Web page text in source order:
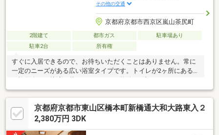
その他の交通
京都府京都市西京区嵐山茶尻町
2階建て 都市ガス
駐車場あり
駐車2台
所有権
すぐに入居できるので、お待ちいただくことはありません。常に
一定のニーズがある広い浴室タイプです。トイレが2ヶ所にあるの
ており設備内容も充実です。こちらは中古の戸建て物件です。駅
から物件まで徒歩5分です。車での急な来客時にも対応できるの
が、駐車2台可能な物件です。
京都府京都市東山区橋本町新橋通大和大路東入２
2,380万円 3DK